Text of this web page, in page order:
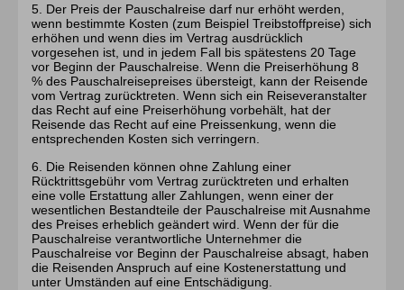
5. Der Preis der Pauschalreise darf nur erhöht werden,
wenn bestimmte Kosten (zum Beispiel Treibstoffpreise) sich
erhöhen und wenn dies im Vertrag ausdrücklich
vorgesehen ist, und in jedem Fall bis spätestens 20 Tage
vor Beginn der Pauschalreise. Wenn die Preiserhöhung 8
% des Pauschalreisepreises übersteigt, kann der Reisende
vom Vertrag zurücktreten. Wenn sich ein Reiseveranstalter
das Recht auf eine Preiserhöhung vorbehält, hat der
Reisende das Recht auf eine Preissenkung, wenn die
entsprechenden Kosten sich verringern.
6. Die Reisenden können ohne Zahlung einer
Rücktrittsgebühr vom Vertrag zurücktreten und erhalten
eine volle Erstattung aller Zahlungen, wenn einer der
wesentlichen Bestandteile der Pauschalreise mit Ausnahme
des Preises erheblich geändert wird. Wenn der für die
Pauschalreise verantwortliche Unternehmer die
Pauschalreise vor Beginn der Pauschalreise absagt, haben
die Reisenden Anspruch auf eine Kostenerstattung und
unter Umständen auf eine Entschädigung.